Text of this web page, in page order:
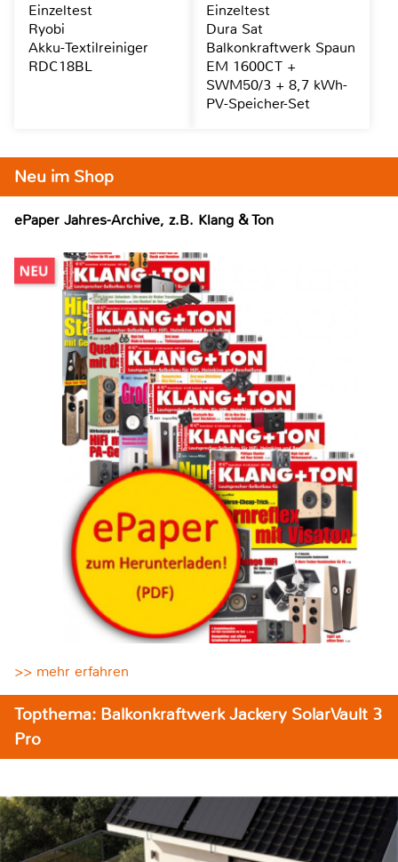
Neu im Shop
ePaper Jahres-Archive, z.B. Klang & Ton
>> mehr erfahren
Topthema: Balkonkraftwerk Jackery SolarVault 3
Pro
Einzeltest
Ryobi
Akku-Textilreiniger
RDC18BL
Einzeltest
Dura Sat
Balkonkraftwerk Spaun
EM 1600CT +
SWM50/3 + 8,7 kWh-
PV-Speicher-Set